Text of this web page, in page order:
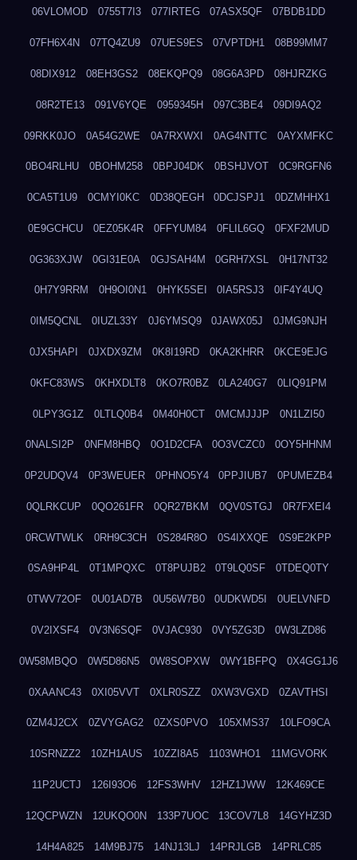
06VLOMOD 0755T7I3 077IRTEG 07ASX5QF 07BDB1DD
07FH6X4N 07TQ4ZU9 07UES9ES 07VPTDH1 08B99MM7
08DIX912 08EH3GS2 08EKQPQ9 08G6A3PD 08HJRZKG
08R2TE13 091V6YQE 0959345H 097C3BE4 09DI9AQ2
09RKK0JO 0A54G2WE 0A7RXWXI 0AG4NTTC 0AYXMFKC
0BO4RLHU 0BOHM258 0BPJ04DK 0BSHJVOT 0C9RGFN6
0CA5T1U9 0CMYI0KC 0D38QEGH 0DCJSPJ1 0DZMHHX1
0E9GCHCU 0EZ05K4R 0FFYUM84 0FLIL6GQ 0FXF2MUD
0G363XJW 0GI31E0A 0GJSAH4M 0GRH7XSL 0H17NT32
0H7Y9RRM 0H9OI0N1 0HYK5SEI 0IA5RSJ3 0IF4Y4UQ
0IM5QCNL 0IUZL33Y 0J6YMSQ9 0JAWX05J 0JMG9NJH
0JX5HAPI 0JXDX9ZM 0K8I19RD 0KA2KHRR 0KCE9EJG
0KFC83WS 0KHXDLT8 0KO7R0BZ 0LA240G7 0LIQ91PM
0LPY3G1Z 0LTLQ0B4 0M40H0CT 0MCMJJJP 0N1LZI50
0NALSI2P 0NFM8HBQ 0O1D2CFA 0O3VCZC0 0OY5HHNM
0P2UDQV4 0P3WEUER 0PHNO5Y4 0PPJIUB7 0PUMEZB4
0QLRKCUP 0QO261FR 0QR27BKM 0QV0STGJ 0R7FXEI4
0RCWTWLK 0RH9C3CH 0S284R8O 0S4IXXQE 0S9E2KPP
0SA9HP4L 0T1MPQXC 0T8PUJB2 0T9LQ0SF 0TDEQ0TY
0TWV72OF 0U01AD7B 0U56W7B0 0UDKWD5I 0UELVNFD
0V2IXSF4 0V3N6SQF 0VJAC930 0VY5ZG3D 0W3LZD86
0W58MBQO 0W5D86N5 0W8SOPXW 0WY1BFPQ 0X4GG1J6
0XAANC43 0XI05VVT 0XLR0SZZ 0XW3VGXD 0ZAVTHSI
0ZM4J2CX 0ZVYGAG2 0ZXS0PVO 105XMS37 10LFO9CA
10SRNZZ2 10ZH1AUS 10ZZI8A5 1103WHO1 11MGVORK
11P2UCTJ 126I93O6 12FS3WHV 12HZ1JWW 12K469CE
12QCPWZN 12UKQO0N 133P7UOC 13COV7L8 14GYHZ3D
14H4A825 14M9BJ75 14NJ13LJ 14PRJLGB 14PRLC85